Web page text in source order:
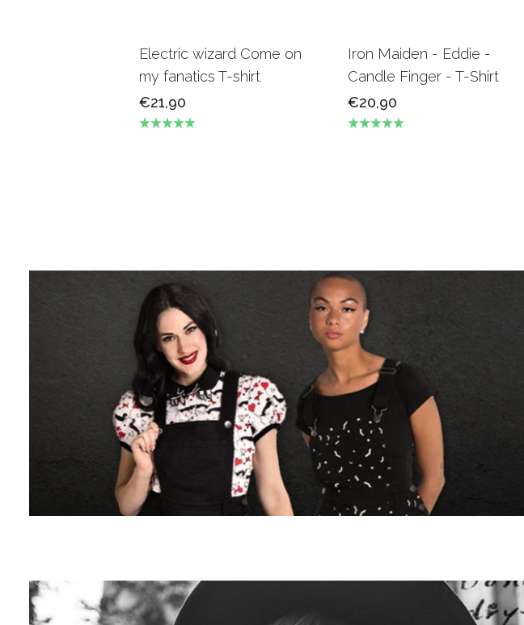
Electric wizard Come on
my fanatics T-shirt
€21,90
Iron Maiden - Eddie -
Candle Finger - T-Shirt
€20,90